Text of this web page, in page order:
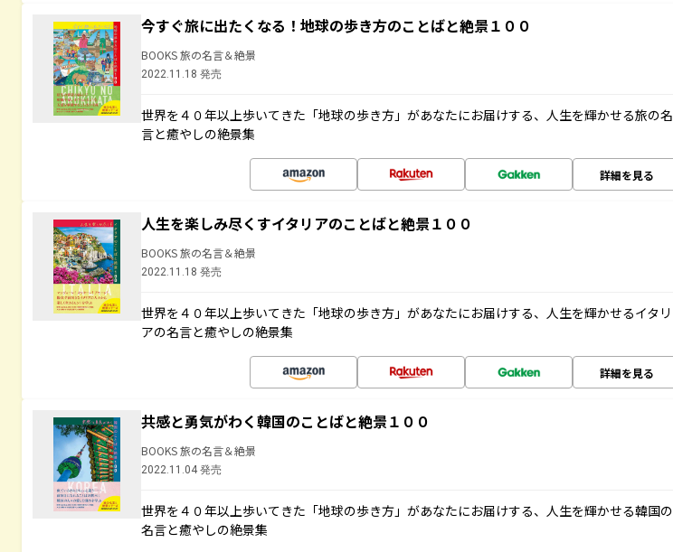
今すぐ旅に出たくなる！地球の歩き方のことばと絶景１００
BOOKS 旅の名言＆絶景
2022.11.18 発売
世界を４０年以上歩いてきた「地球の歩き方」があなたにお届けする、人生を輝かせる旅の名
言と癒やしの絶景集
詳細を見る
人生を楽しみ尽くすイタリアのことばと絶景１００
BOOKS 旅の名言＆絶景
2022.11.18 発売
世界を４０年以上歩いてきた「地球の歩き方」があなたにお届けする、人生を輝かせるイタリ
アの名言と癒やしの絶景集
詳細を見る
共感と勇気がわく韓国のことばと絶景１００
BOOKS 旅の名言＆絶景
2022.11.04 発売
世界を４０年以上歩いてきた「地球の歩き方」があなたにお届けする、人生を輝かせる韓国の
名言と癒やしの絶景集